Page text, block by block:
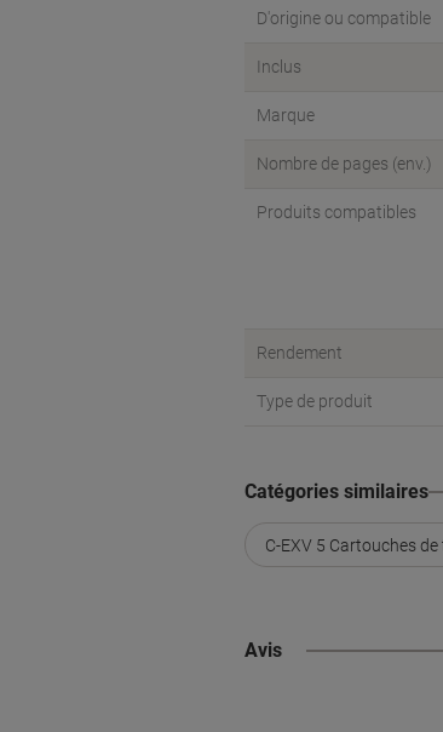
D'origine ou compatible
Inclus
Marque
Nombre de pages (env.)
Produits compatibles
Rendement
Type de produit
Catégories similaires
C-EXV 5 Cartouches
Avis